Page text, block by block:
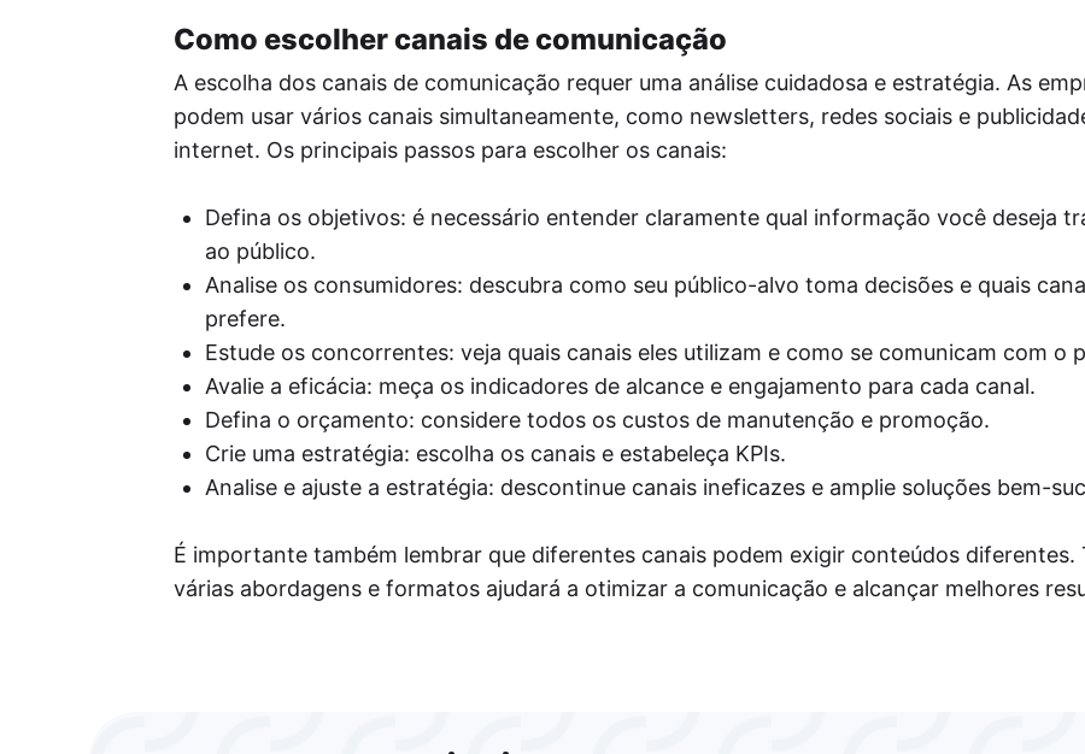
Como escolher canais de comunicação
A escolha dos canais de comunicação requer uma análise cuidadosa e estratégia. As
podem usar vários canais simultaneamente, como newsletters, redes sociais e
internet. Os principais passos para escolher os canais:
Defina os objetivos: é necessário entender claramente qual informação você deseja
ao público.
Analise os consumidores: descubra como seu público-alvo toma decisões e quais
prefere.
Estude os concorrentes: veja quais canais eles utilizam e como se comunicam com o
Avalie a eficácia: meça os indicadores de alcance e engajamento para cada canal.
Defina o orçamento: considere todos os custos de manutenção e promoção.
Crie uma estratégia: escolha os canais e estabeleça KPIs.
Analise e ajuste a estratégia: descontinue canais ineficazes e amplie soluções bem-
É importante também lembrar que diferentes canais podem exigir conteúdos diferentes.
várias abordagens e formatos ajudará a otimizar a comunicação e alcançar melhores